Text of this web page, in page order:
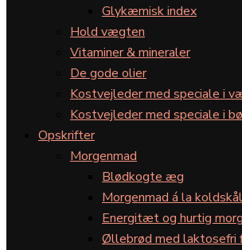
Glykæmisk index
Hold vægten
Vitaminer & mineraler
De gode olier
Kostvejleder med speciale i
Kostvejleder med speciale i
Opskrifter
Morgenmad
Blødkogte æg
Morgenmad á la koldskål
Energitæt og hurtig
Øllebrød med laktosefri